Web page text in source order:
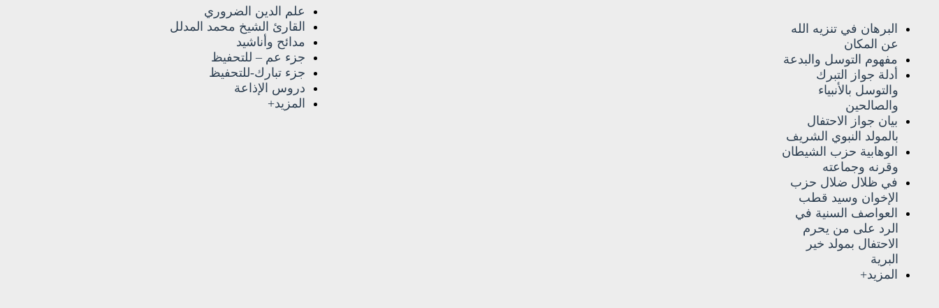
البرهان في تنزيه الله
عن المكان
مفهوم التوسل والبدعة
أدلة جواز التبرك
والتوسل بالأنبياء
والصالحين
بيان جواز الاحتفال
بالمولد النبوي الشريف
الوهابية حزب الشيطان
وقرنه وجماعته
في ظلال ضلال حزب
الإخوان وسيد قطب
العواصف السنية في
الرد على من يحرم
الاحتفال بمولد خير
البرية
المزيد+
علم الدين الضروري
القارئ الشيخ محمد المدلل
مدائح وأناشيد
جزء عم – للتحفيظ
جزء تبارك-للتحفيظ
دروس الإذاعة
المزيد+